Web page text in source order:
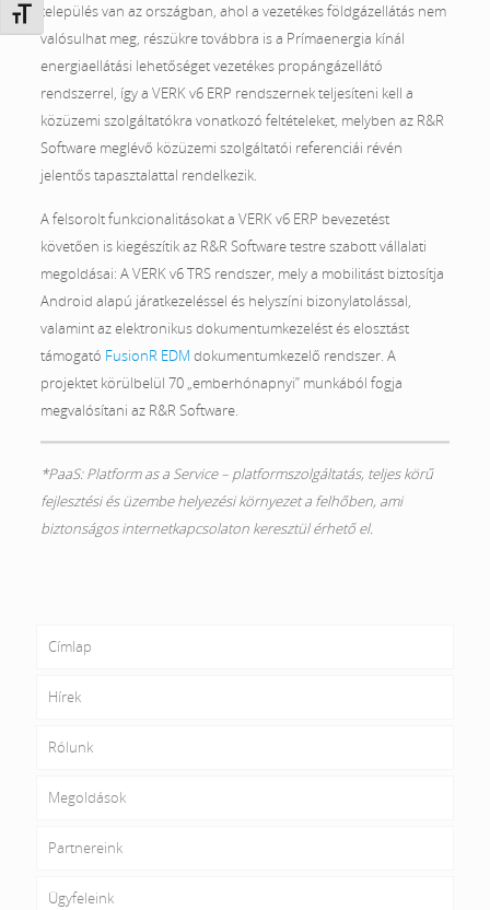
Betűméret váltása
település van az országban, ahol a vezetékes földgázellátás nem
valósulhat meg, részükre továbbra is a Prímaenergia kínál
energiaellátási lehetőséget vezetékes propángázellátó
rendszerrel, így a VERK v6 ERP rendszernek teljesíteni kell a
közüzemi szolgáltatókra vonatkozó feltételeket, melyben az R&R
Software meglévő közüzemi szolgáltatói referenciái révén
jelentős tapasztalattal rendelkezik.
A felsorolt funkcionalitásokat a VERK v6 ERP bevezetést
követően is kiegészítik az R&R Software testre szabott vállalati
megoldásai: A VERK v6 TRS rendszer, mely a mobilitást biztosítja
Android alapú járatkezeléssel és helyszíni bizonylatolással,
valamint az elektronikus dokumentumkezelést és elosztást
támogató FusionR EDM dokumentumkezelő rendszer. A
projektet körülbelül 70 „emberhónapnyi” munkából fogja
megvalósítani az R&R Software.
*PaaS: Platform as a Service – platformszolgáltatás, teljes körű
fejlesztési és üzembe helyezési környezet a felhőben, ami
biztonságos internetkapcsolaton keresztül érhető el.
Címlap
Hírek
Rólunk
Megoldások
Partnereink
Ügyfeleink